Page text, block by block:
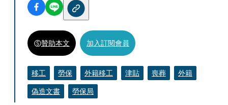
贊助本文 加入訂閱會員
移工 勞保 外籍移工 津貼 喪葬
外籍
偽造文書
勞保局